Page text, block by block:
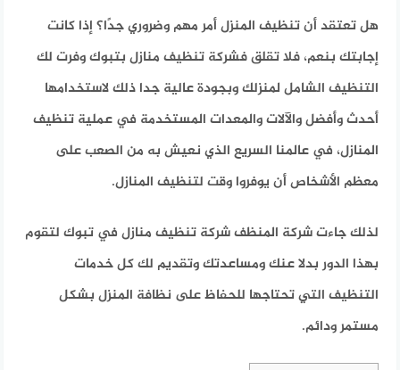
هل تعتقد أن تنظيف المنزل أمر مهم وضروري جدًا؟ إذا كانت
إجابتك بنعم، فلا تقلق فشركة تنظيف منازل بتبوك وفرت لك
التنظيف الشامل لمنزلك وبجودة عالية جدا ذلك لاستخدامها
أحدث وأفضل والآلات والمعدات المستخدمة في عملية تنظيف
المنازل، في عالمنا السريع الذي نعيش به من الصعب على
معظم الأشخاص أن يوفروا وقت لتنظيف المنازل.
لذلك جاءت شركة المنظف شركة تنظيف منازل في تبوك لتقوم
بهذا الدور بدلا عنك ومساعدتك وتقديم لك كل خدمات
التنظيف التي تحتاجها للحفاظ على نظافة المنزل بشكل
مستمر ودائم.